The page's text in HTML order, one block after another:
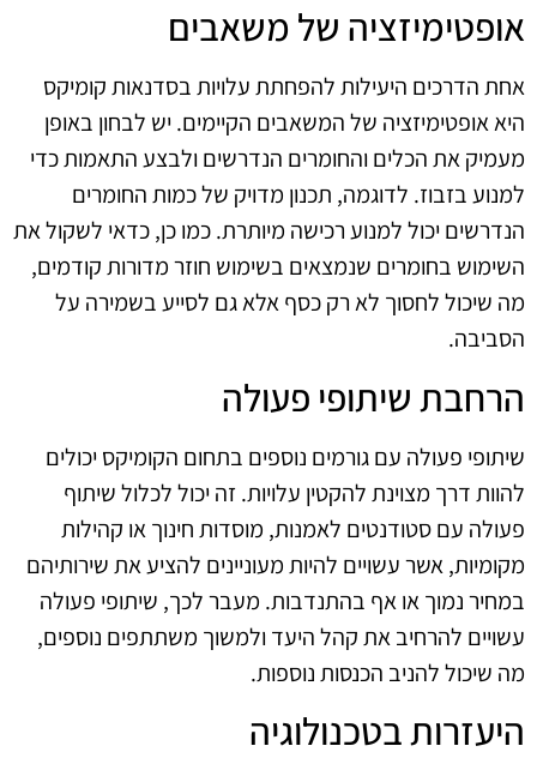
אופטימיזציה של משאבים
אחת הדרכים היעילות להפחתת עלויות בסדנאות קומיקס
היא אופטימיזציה של המשאבים הקיימים. יש לבחון באופן
מעמיק את הכלים והחומרים הנדרשים ולבצע התאמות כדי
למנוע בזבוז. לדוגמה, תכנון מדויק של כמות החומרים
הנדרשים יכול למנוע רכישה מיותרת. כמו כן, כדאי לשקול את
השימוש בחומרים שנמצאים בשימוש חוזר מדורות קודמים,
מה שיכול לחסוך לא רק כסף אלא גם לסייע בשמירה על
הסביבה.
הרחבת שיתופי פעולה
שיתופי פעולה עם גורמים נוספים בתחום הקומיקס יכולים
להוות דרך מצוינת להקטין עלויות. זה יכול לכלול שיתוף
פעולה עם סטודנטים לאמנות, מוסדות חינוך או קהילות
מקומיות, אשר עשויים להיות מעוניינים להציע את שירותיהם
במחיר נמוך או אף בהתנדבות. מעבר לכך, שיתופי פעולה
עשויים להרחיב את קהל היעד ולמשוך משתתפים נוספים,
מה שיכול להניב הכנסות נוספות.
היעזרות בטכנולוגיה